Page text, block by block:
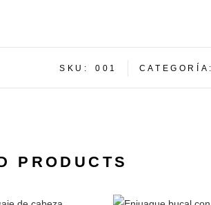
SKU: 001
PRODUCTS